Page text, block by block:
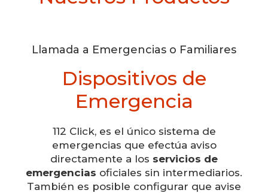
Llamada a Emergencias o Familiares
Dispositivos de
Emergencia
112 Click, es el único sistema de
emergencias que efectúa aviso
directamente a los servicios de
emergencias oficiales sin intermediarios.
También es posible configurar que avise